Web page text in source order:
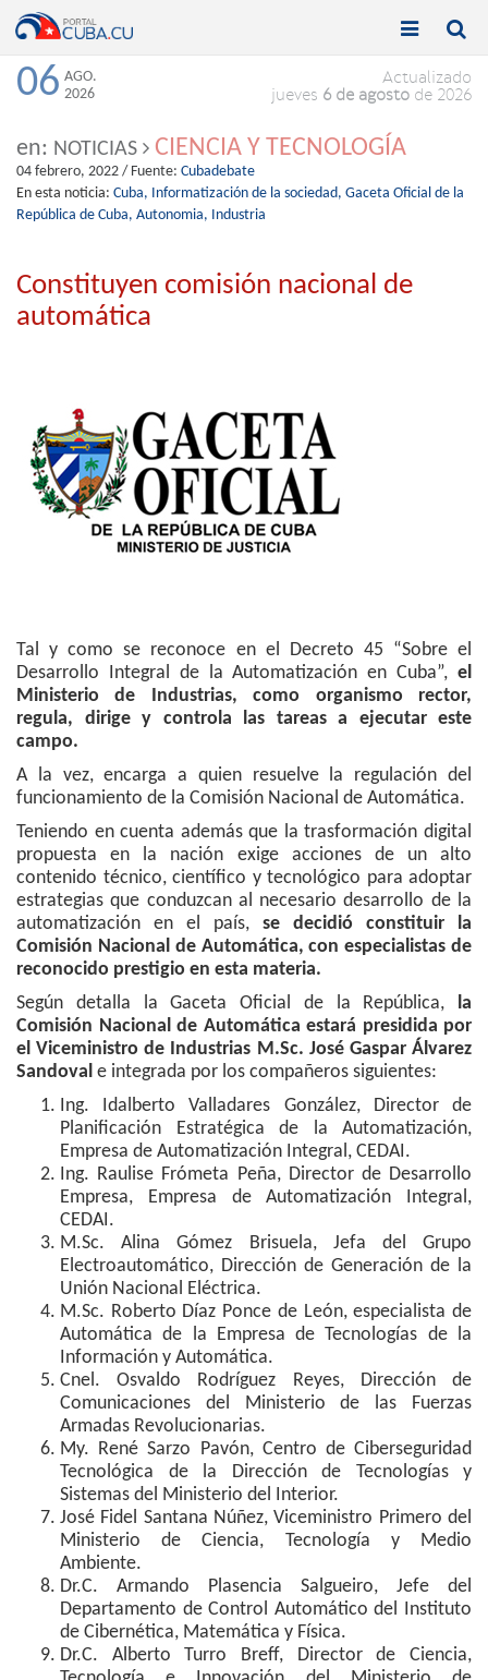
Toggle

Toggle

06 AGO.
2026
Actualizado
jueves 6 de agosto de 2026
en: NOTICIAS CIENCIA Y TECNOLOGÍA
04 febrero, 2022 / Fuente: Cubadebate
En esta noticia: Cuba, Informatización de la sociedad, Gaceta Oficial de la
República de Cuba, Autonomia, Industria
Constituyen comisión nacional de
automática
Tal y como se reconoce en el Decreto 45 “Sobre el
Desarrollo Integral de la Automatización en Cuba”, el
Ministerio de Industrias, como organismo rector,
regula, dirige y controla las tareas a ejecutar este
campo.
A la vez, encarga a quien resuelve la regulación del
funcionamiento de la Comisión Nacional de Automática.
Teniendo en cuenta además que la trasformación digital
propuesta en la nación exige acciones de un alto
contenido técnico, científico y tecnológico para adoptar
estrategias que conduzcan al necesario desarrollo de la
automatización en el país, se decidió constituir la
Comisión Nacional de Automática, con especialistas de
reconocido prestigio en esta materia.
Según detalla la Gaceta Oficial de la República, la
Comisión Nacional de Automática estará presidida por
el Viceministro de Industrias M.Sc. José Gaspar Álvarez
Sandoval e integrada por los compañeros siguientes:
Ing. Idalberto Valladares González, Director de
Planificación Estratégica de la Automatización,
Empresa de Automatización Integral, CEDAI.
Ing. Raulise Frómeta Peña, Director de Desarrollo
Empresa, Empresa de Automatización Integral,
CEDAI.
M.Sc. Alina Gómez Brisuela, Jefa del Grupo
Electroautomático, Dirección de Generación de la
Unión Nacional Eléctrica.
M.Sc. Roberto Díaz Ponce de León, especialista de
Automática de la Empresa de Tecnologías de la
Información y Automática.
Cnel. Osvaldo Rodríguez Reyes, Dirección de
Comunicaciones del Ministerio de las Fuerzas
Armadas Revolucionarias.
My. René Sarzo Pavón, Centro de Ciberseguridad
Tecnológica de la Dirección de Tecnologías y
Sistemas del Ministerio del Interior.
José Fidel Santana Núñez, Viceministro Primero del
Ministerio de Ciencia, Tecnología y Medio
Ambiente.
Dr.C. Armando Plasencia Salgueiro, Jefe del
Departamento de Control Automático del Instituto
de Cibernética, Matemática y Física.
Dr.C. Alberto Turro Breff, Director de Ciencia,